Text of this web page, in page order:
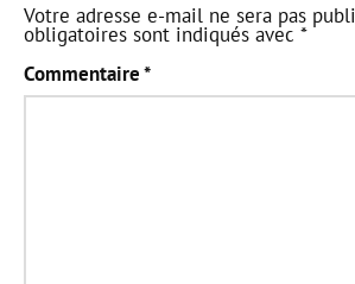
Votre adresse e-mail ne sera pas
obligatoires sont indiqués avec*
Commentaire*